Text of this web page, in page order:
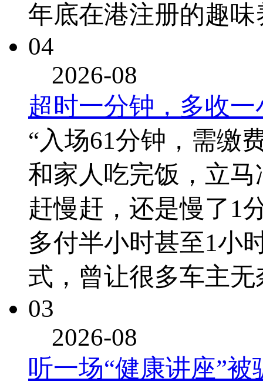
年底在港注册的趣
04
2026-08
超时一分钟，多收
“入场61分钟，需缴
和家人吃完饭，立
赶慢赶，还是慢了1
多付半小时甚至1小
式，曾让很多车主
03
2026-08
听一场“健康讲座”